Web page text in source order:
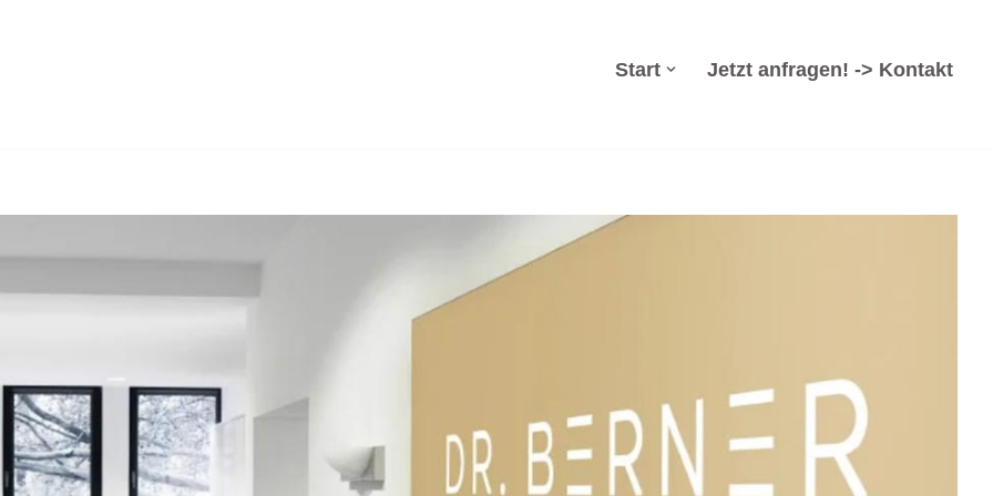
Start Jetzt anfragen! -> Kontakt
& Partner Rechtsanwälte oder ✓Arbeitsrecht, Insolvenzverwaltung, Insolvenzsanierung, Wirtschaftsrecht. ✓Anwalt
✓Arbeitsrecht oder ✓Wirtschaftsrecht – finden Sie ➡️ Dr. Berner & Partner Rechtsanwälte, Ihr Insolvenzverwalter in